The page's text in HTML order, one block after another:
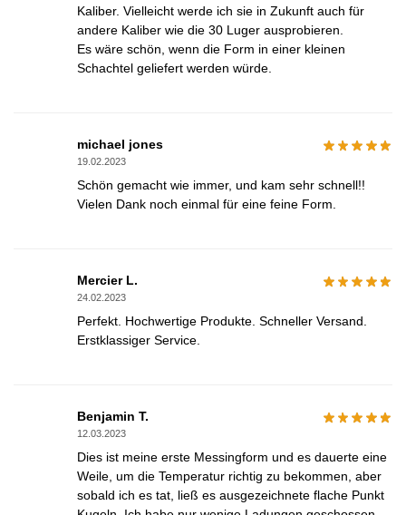
Kaliber. Vielleicht werde ich sie in Zukunft auch für
andere Kaliber wie die 30 Luger ausprobieren.
Es wäre schön, wenn die Form in einer kleinen
Schachtel geliefert werden würde.
michael jones
19.02.2023
Schön gemacht wie immer, und kam sehr schnell!!
Vielen Dank noch einmal für eine feine Form.
Mercier L.
24.02.2023
Perfekt. Hochwertige Produkte. Schneller Versand.
Erstklassiger Service.
Benjamin T.
12.03.2023
Dies ist meine erste Messingform und es dauerte eine
Weile, um die Temperatur richtig zu bekommen, aber
sobald ich es tat, ließ es ausgezeichnete flache Punkt